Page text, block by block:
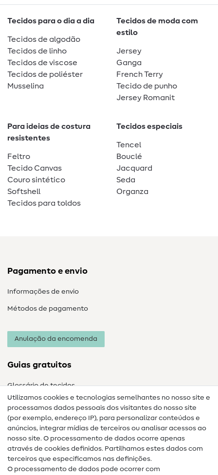
Tecidos para o dia a dia
Tecidos de algodão
Tecidos de linho
Tecidos de viscose
Tecidos de poliéster
Musselina
Tecidos de moda com
estilo
Jersey
Ganga
French Terry
Tecido de punho
Jersey Romanit
Para ideias de costura
resistentes
Feltro
Tecido Canvas
Couro sintético
Softshell
Tecidos para toldos
Tecidos especiais
Tencel
Bouclé
Jacquard
Seda
Organza
Pagamento e envio
Informações de envio
Métodos de pagamento
Anulação da encomenda
Guias gratuitos
Glossário de tecidos
Guias de costura
Ajuda e contacto
Contacto
Utilizamos cookies e tecnologias semelhantes no nosso site e
processamos dados pessoais dos visitantes do nosso site
(por exemplo, endereço IP), para personalizar conteúdos e
anúncios, integrar mídias de terceiros ou analisar acessos ao
nosso site. O processamento de dados ocorre apenas
através de cookies definidos. Partilhamos estes dados com
terceiros que especificamos nas definições.
O processamento de dados pode ocorrer com